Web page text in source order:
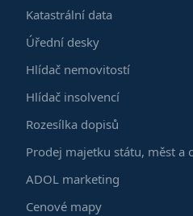
Katastrální data
Úřední desky
Hlídač nemovitostí
Hlídač insolvencí
Rozesílka dopisů
Prodej majetku státu, měst a
ADOL marketing
Cenové mapy